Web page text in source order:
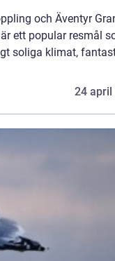
och Äventyr
ett popular resmål
soliga klimat,
24 april